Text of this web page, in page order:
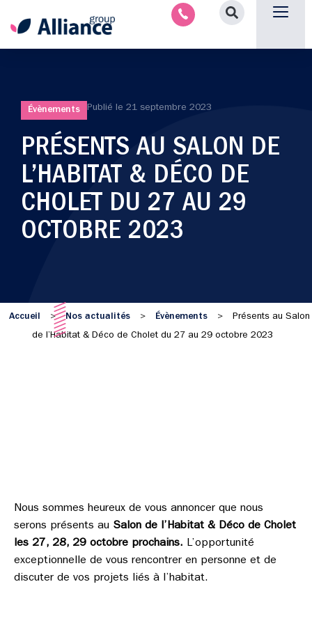
Évènements Publié le 21 septembre 2023
PRÉSENTS AU SALON DE
L’HABITAT & DÉCO DE
CHOLET DU 27 AU 29
OCTOBRE 2023
Accueil > Nos actualités > Évènements > Présents au Salon
de l’Habitat & Déco de Cholet du 27 au 29 octobre 2023
Nous sommes heureux de vous annoncer que nous
serons présents au Salon de l’Habitat & Déco de Cholet
les 27, 28, 29 octobre prochains. L’opportunité
exceptionnelle de vous rencontrer en personne et de
discuter de vos projets liés à l’habitat.